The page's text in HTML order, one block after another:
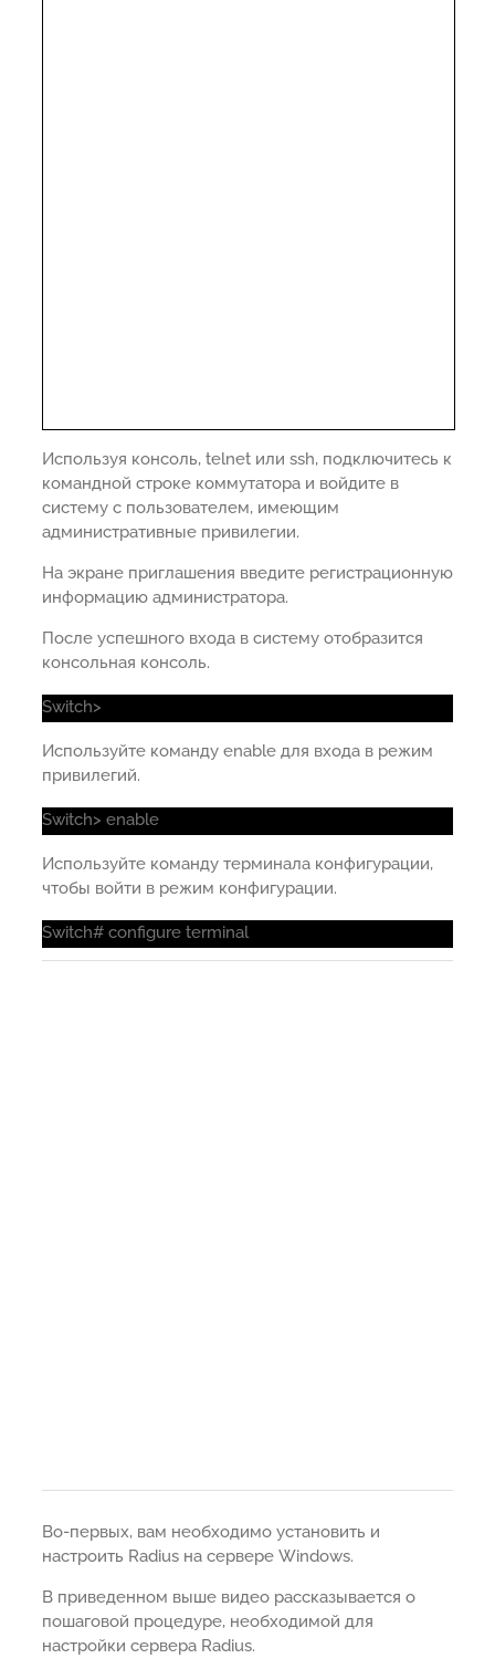
Используя консоль, telnet или ssh, подключитесь к
командной строке коммутатора и войдите в
систему с пользователем, имеющим
административные привилегии.
На экране приглашения введите регистрационную
информацию администратора.
После успешного входа в систему отобразится
консольная консоль.
Switch>
Используйте команду enable для входа в режим
привилегий.
Switch> enable
Используйте команду терминала конфигурации,
чтобы войти в режим конфигурации.
Switch# configure terminal
Во-первых, вам необходимо установить и
настроить Radius на сервере Windows.
В приведенном выше видео рассказывается о
пошаговой процедуре, необходимой для
настройки сервера Radius.